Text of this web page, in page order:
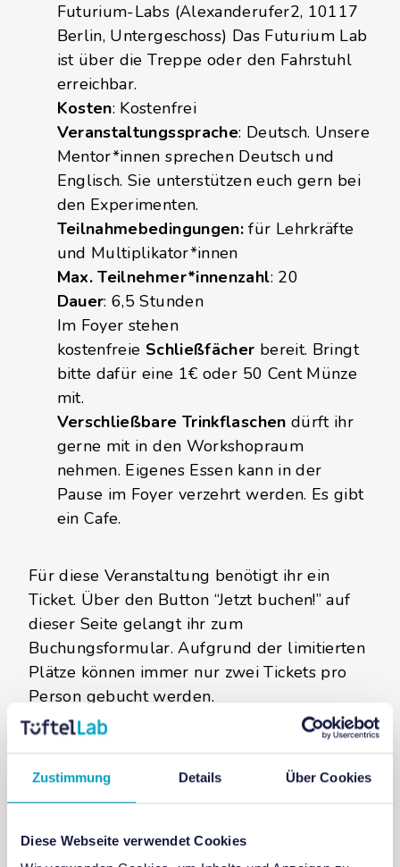
Zustimmung Details Über Cookies
Diese Webseite verwendet Cookies
Futurium-Labs (Alexanderufer2, 10117
Berlin, Untergeschoss) Das Futurium Lab
ist über die Treppe oder den Fahrstuhl
erreichbar.
Kosten: Kostenfrei
Veranstaltungssprache: Deutsch. Unsere
Mentor*innen sprechen Deutsch und
Englisch. Sie unterstützen euch gern bei
den Experimenten.
Teilnahmebedingungen: für Lehrkräfte
und Multiplikator*innen
Max. Teilnehmer*innenzahl: 20
Dauer: 6,5 Stunden
Im Foyer stehen
kostenfreie Schließfächer bereit. Bringt
bitte dafür eine 1€ oder 50 Cent Münze
mit.
Verschließbare Trinkflaschen dürft ihr
gerne mit in den Workshopraum
nehmen. Eigenes Essen kann in der
Pause im Foyer verzehrt werden. Es gibt
ein Cafe.
Für diese Veranstaltung benötigt ihr ein
Ticket. Über den Button “Jetzt buchen!” auf
dieser Seite gelangt ihr zum
Buchungsformular. Aufgrund der limitierten
Plätze können immer nur zwei Tickets pro
Person gebucht werden.
Weitere Infos findet ihr auf der
Futurium
Website.